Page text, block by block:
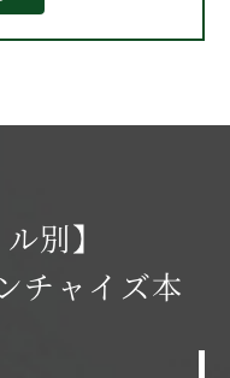
別】
チャイズ本